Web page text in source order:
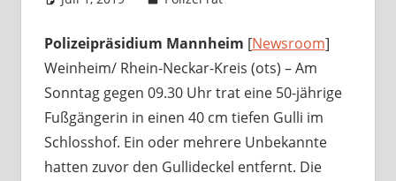
Polizeipräsidium Mannheim [Newsroom]
Weinheim/ Rhein-Neckar-Kreis (ots) – Am
Sonntag gegen 09.30 Uhr trat eine 50-jährige
Fußgängerin in einen 40 cm tiefen Gulli im
Schlosshof. Ein oder mehrere Unbekannte
hatten zuvor den Gullideckel entfernt. Die